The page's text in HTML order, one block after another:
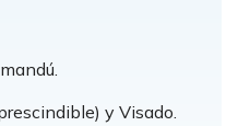
y Visado.